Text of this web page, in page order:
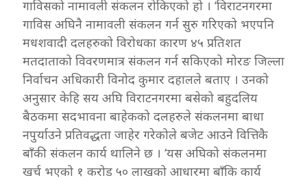
गाविसको नामावली संकलन रोकिएको हो । ‘विराटनगरमा
गाविस अघिनै नामावली संकलन गर्न सुरु गरिएको भएपनि
मधशवादी दलहरुको विरोधका कारण ४५ प्रतिशत
मतदाताको विवरणमात्र संकलन गर्न सकिएको मोरङ जिल्ला
निर्वाचन अधिकारी विनोद कुमार दहालले बताए । उनको
अनुसार केहि सय अघि विराटनगरमा बसेको बहुदलिय
बैठकमा सदभावना बाहेकको दलहरुले संकलनमा बाधा
नपुर्याउने प्रतिवद्धता जाहेर गरेकोले बजेट आउने वित्तिकै
बाँकी संकलन कार्य थालिने छ । ‘यस अघिको संकलनमा
खर्च भएको १ करोड ५० लाखको आधारमा बाँकि कार्य